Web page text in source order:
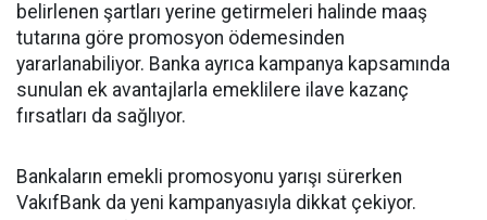
belirlenen şartları yerine getirmeleri halinde maaş
tutarına göre promosyon ödemesinden
yararlanabiliyor. Banka ayrıca kampanya kapsamında
sunulan ek avantajlarla emeklilere ilave kazanç
fırsatları da sağlıyor.
Bankaların emekli promosyonu yarışı sürerken
VakıfBank da yeni kampanyasıyla dikkat çekiyor.